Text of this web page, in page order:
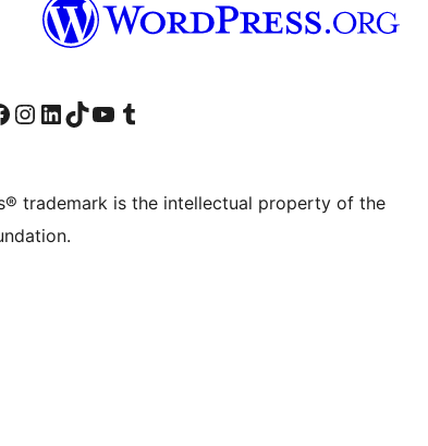
na Mastodone
na platforme Threads
našu stránku na Facebooku
Navštívte náš účet Instagram
Navštívte náš účet LinkedIn
Navštívte náš účet na platforme TikTok
Navštívte náš kanál YouTube
Navštívte náš účet na platforme Tumblr
trademark is the intellectual property of the